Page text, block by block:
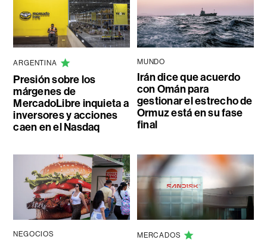
ARGENTINA
Presión sobre los
márgenes de
MercadoLibre inquieta a
inversores y acciones
caen en el Nasdaq
MUNDO
Irán dice que acuerdo
con Omán para
gestionar el estrecho de
Ormuz está en su fase
final
NEGOCIOS MERCADOS